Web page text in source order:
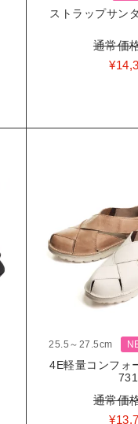
ストラップサン
通常価
¥
25.5～27.5cm
4E軽量コンフォ
通常価
¥